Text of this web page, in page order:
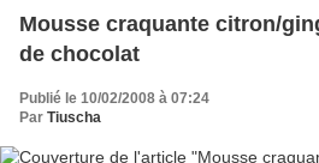
Mousse craquante citron/
de chocolat
Publié le 10/02/2008 à 07:24
Par Tiuscha